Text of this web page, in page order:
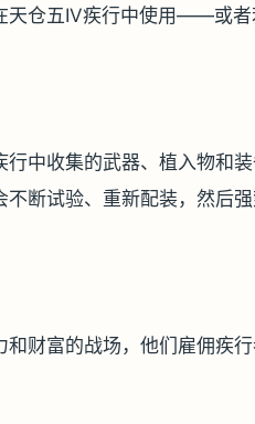
天仓五IV疾行中使用——或
中收集的武器、植入物和装
断试验、重新配装，然后强
财富的战场，他们雇佣疾